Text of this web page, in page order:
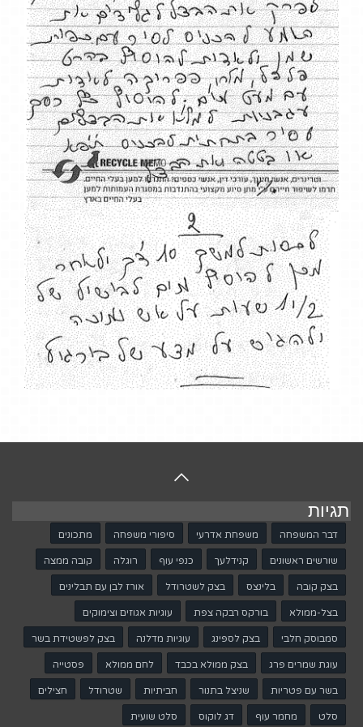
תגיות
דבר המשפחה משפחת אדרעי סיפורי משפחה מתכונים
שורשים ראשונים קנידלעך כנפי עוף רוגלה קובה ממצה
בצק קובה בלינצס בצק לשטרודל אורז לבן עם תבלינים
בצל-ממולא בורקס רבקה צפת עוגיות אגוזים וצימוקים
סמבוסק חלבי בצק לספינג עוגיות מדלנה בצק לפשטידת בשר
עוגת שמרים פרג בצק ממולא בכבד לחם ממולא פסטייה
בשר עם פטריות שניצל בתנור חביתיות שטרודל חצילים
סלט מחמר עוף דג לוקוס סלט שועית
באתר:
אמצעי הניווט
וההתמצאות באתר
פשוטים ונוחים לשימוש.
תכני האתר כתובים
בשפה פשוטה וברורה
ומאורגנים היטב
באמצעות כותרות
ורשימות.
מבנה קבוע ואחיד
לנושאים, תתי הנושאים
והדפים באתר.
האתר מותאם לצפייה
בסוגי הדפדפנים השונים
(כמו כרום, פיירפוקס
ואופרה)
האתר מותאם לסביבות
עבודה ברזולוציות שונות.
לאובייקטים הגרפיים
האתר מאפשר שינוי גודל
הכפתור המתאים בערכת
ההנגשה הנגללת בצד
האתר ונפתחת בלחיצה
על הסמלון של כסא
הגלגלים.
הקישורים באתר ברורים
ומכילים הסבר להיכן הם
מקשרים.
לחיצה על הכפתור
המתאים בערכת ההנגשה
שבצד האתר, מסמנת